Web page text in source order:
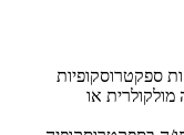
ספקטרוסקופיות
או